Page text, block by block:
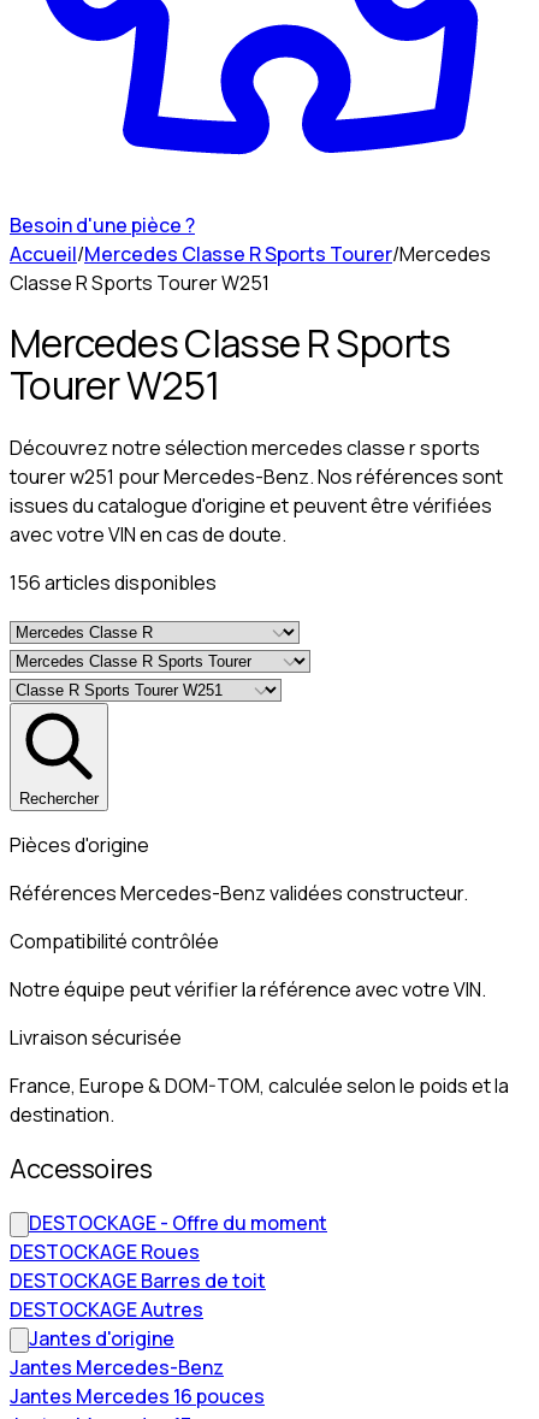
Besoin d'une pièce ?
Accueil/Mercedes Classe R Sports Tourer/Mercedes
Classe R Sports Tourer W251
Mercedes Classe R Sports
Tourer W251
Découvrez notre sélection mercedes classe r sports
tourer w251 pour Mercedes-Benz. Nos références sont
issues du catalogue d'origine et peuvent être vérifiées
avec votre VIN en cas de doute.
156articlesdisponibles
Rechercher
Pièces d'origine
Références Mercedes-Benz validées constructeur.
Compatibilité contrôlée
Notre équipe peut vérifier la référence avec votre VIN.
Livraison sécurisée
France, Europe & DOM-TOM, calculée selon le poids et la
destination.
Accessoires
DESTOCKAGE - Offre du moment
DESTOCKAGE Roues
DESTOCKAGE Barres de toit
DESTOCKAGE Autres
Jantes d'origine
Jantes Mercedes-Benz
Jantes Mercedes 16 pouces